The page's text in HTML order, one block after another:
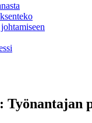
Työnantajan